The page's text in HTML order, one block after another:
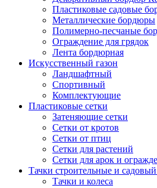
Пластиковые садовые
Металлические бордюры
Полимерно-песчаные
Ограждение для грядок
Лента бордюрная
Искусственный газон
Ландшафтный
Спортивный
Комплектующие
Пластиковые сетки
Затеняющие сетки
Сетки от кротов
Сетки от птиц
Сетки для растений
Сетки для арок и
Тачки строительные и
Тачки и колеса